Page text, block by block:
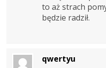
to aż strach
będzie radził.
qwertyu